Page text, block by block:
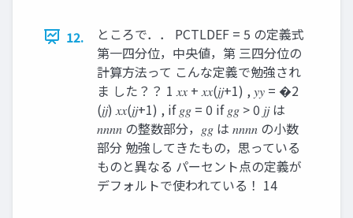
12.
ところで．． PCTLDEF = 5 の定義式
第一四分位，中央値，第 三四分位の
計算方法って こんな定義で勉強され
ま した？？ 1 𝑥𝑥 + 𝑥𝑥(𝑗𝑗+1) , 𝑦𝑦 = �2
(𝑗𝑗) 𝑥𝑥(𝑗𝑗+1) , if 𝑔𝑔 = 0 if 𝑔𝑔 > 0 𝑗𝑗 は
𝑛𝑛𝑛𝑛 の整数部分，𝑔𝑔 は 𝑛𝑛𝑛𝑛 の小数
部分 勉強してきたもの，思っている
ものと異なる パーセント点の定義が
デフォルトで使われている！ 14